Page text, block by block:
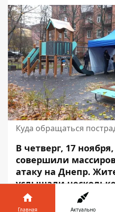
Куда обращаться
В четверг, 17
совершили
атаку на Днепр.
услышали
результате
повреждены. В
Главная Актуально